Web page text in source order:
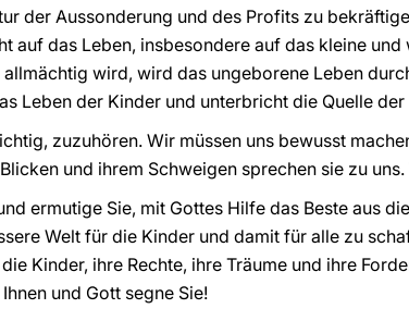
der Aussonderung und des Profits zu
auf das Leben, insbesondere auf das kleine
wird, wird das ungeborene Leben
Leben der Kinder und unterbricht die Quelle
zuzuhören. Wir müssen uns bewusst
und ihrem Schweigen sprechen sie zu
ermutige Sie, mit Gottes Hilfe das Beste aus
Welt für die Kinder und damit für alle zu
Kinder, ihre Rechte, ihre Träume und ihre
und Gott segne Sie!